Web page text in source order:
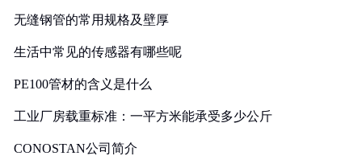
无缝钢管的常用规格及壁厚
生活中常见的传感器有哪些呢
PE100管材的含义是什么
工业厂房载重标准：一平方米能承受多少公斤
CONOSTAN公司简介